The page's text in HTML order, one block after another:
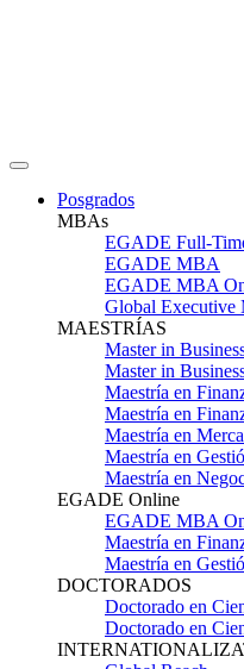
Posgrados
MBAs
EGADE Full-
EGADE MBA
EGADE MBA
Global Executive
MAESTRÍAS
Master in
Master in
Maestría en
Maestría en
Maestría en
Maestría en
Maestría en
EGADE Online
EGADE MBA
Maestría en
Maestría en
DOCTORADOS
Doctorado en
Doctorado en